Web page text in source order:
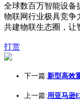
全球数百万智能设备
物联网行业极具竞争
共建物联生态圈，让
打赏
下一篇:新型高效
上一篇:用亚马逊